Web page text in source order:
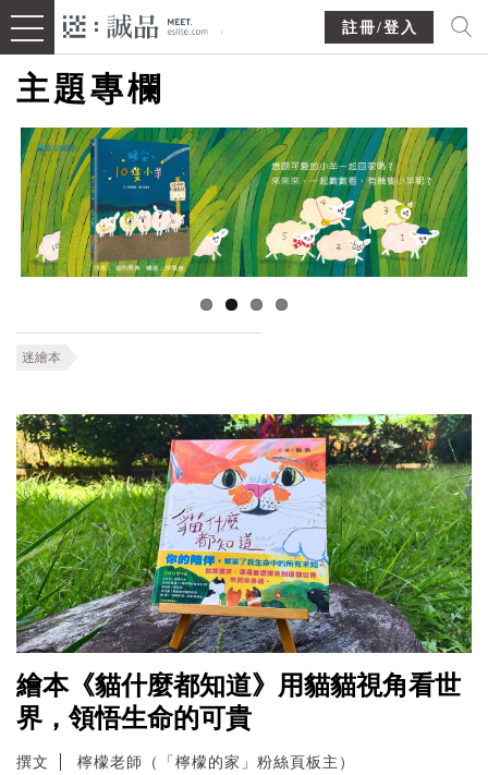
註冊/登入
主題專欄
迷繪本
繪本《貓什麼都知道》用貓貓視角看世
界，領悟生命的可貴
撰文 檸檬老師（「檸檬的家」粉絲頁板主）